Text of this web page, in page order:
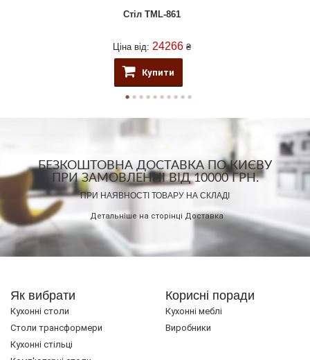
Стіл TML-861
Ціна від: 24266 ₴
Купити
БЕЗКОШТОВНА ДОСТАВКА ПО КИЄВУ
ПРИ ЗАМОВЛЕННІ ВІД 10000 ГРН.
ПРИ НАЯВНОСТІ ТОВАРУ НА СКЛАДІ
Детальніше на сторінці Доставка
Як вибрати
Кухонні столи
Cтоли трансформери
Кухонні стільці
Корисні поради
Кухонні меблі
Виробники